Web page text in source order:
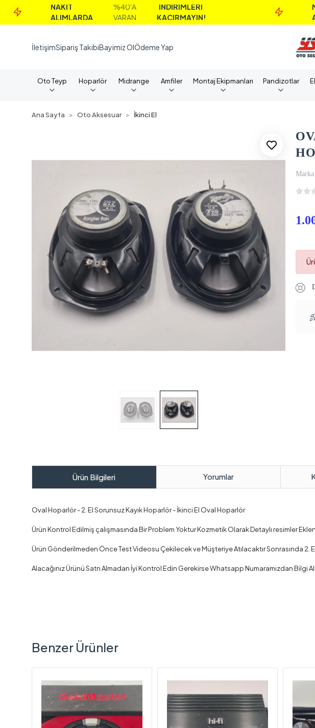
NAKİT
ALIMLARDA
VARAN
İNDİRİMLERİ
KAÇIRMAYIN!
MAİL
İletişimSipariş TakibiBayimiz OlÖdeme Yap
Oto Teyp Hoparlör Midrange Amfiler Montaj Ekipmanları Pandizotlar
Ana Sayfa Oto Aksesuar İkinci El
Marka:
Ürün Bilgileri Yorumlar
Oval Hoparlör - 2. El Sorunsuz Kayık Hoparlör - İkinci El Oval Hoparlör
Ürün Kontrol Edilmiş çalışmasında Bir Problem Yoktur Kozmetik Olarak Detaylı resimler
Ürün Gönderilmeden Önce Test Videosu Çekilecek ve Müşteriye Atılacaktır Sonrasında 2. El
Alacağınız Ürünü Satn Almadan İyi Kontrol Edin Gerekirse Whatsapp Numaramızdan Bilgi Alın
Benzer Ürünler